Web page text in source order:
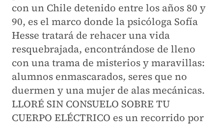
con un Chile detenido entre los años 80 y
90, es el marco donde la psicóloga Sofía
Hesse tratará de rehacer una vida
resquebrajada, encontrándose de lleno
con una trama de misterios y maravillas:
alumnos enmascarados, seres que no
duermen y una mujer de alas mecánicas.
LLORÉ SIN CONSUELO SOBRE TU
CUERPO ELÉCTRICO es un recorrido por